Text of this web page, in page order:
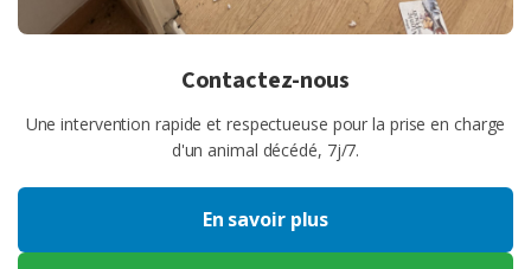
Contactez-nous
Une intervention rapide et respectueuse pour la prise en charge
d'un animal décédé, 7j/7.
En savoir plus